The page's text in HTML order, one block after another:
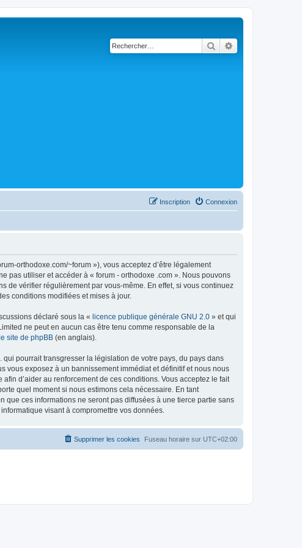
Rechercher
Connexion
Inscription
orthodoxe.com/~forum »), vous acceptez d’être légalement
pas utiliser et accéder à « forum - orthodoxe .com ». Nous pouvons
de vérifier régulièrement par vous-même. En effet, si vous continuez
conditions modifiées et mises à jour.
déclaré sous la « licence publique générale GNU 2.0 » et qui
ne peut en aucun cas être tenu comme responsable de la
le site de phpBB (en anglais).
pourrait transgresser la législation de votre pays, du pays dans
vous exposez à un bannissement immédiat et définitif et nous nous
d’aider au renforcement de ces conditions. Vous acceptez le fait
quel moment si nous estimons cela nécessaire. En tant
que ces informations ne seront pas diffusées à une tierce partie sans
visant à compromettre vos données.
Fuseau horaire sur UTC+02:00
Supprimer les cookies